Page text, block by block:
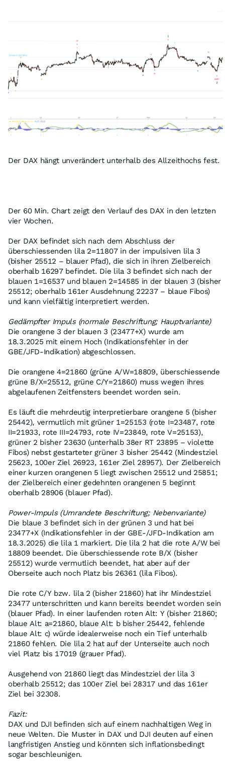
Der DAX hängt unverändert unterhalb des Allzeithochs fest.
Der 60 Min. Chart zeigt den Verlauf des DAX in den letzten
vier Wochen.
Der DAX befindet sich nach dem Abschluss der
überschiessenden lila 2=11807 in der impulsiven lila 3
(bisher 25512 – blauer Pfad), die sich in ihren Zielbereich
oberhalb 16297 befindet. Die lila 3 befindet sich nach der
blauen 1=16537 und blauen 2=14585 in der blauen 3 (bisher
25512; oberhalb 161er Ausdehnung 22237 – blaue Fibos)
und kann vielfältig interpretiert werden.
Gedämpfter Impuls (normale Beschriftung; Hauptvariante)
Die orangene 3 der blauen 3 (23477+X) wurde am
18.3.2025 mit einem Hoch (Indikationsfehler in der
GBE/JFD-Indikation) abgeschlossen.
Die orangene 4=21860 (grüne A/W=18809, überschiessende
grüne B/X=25512, grüne C/Y=21860) muss wegen ihres
abgelaufenen Zeitfensters beendet worden sein.
Es läuft die mehrdeutig interpretierbare orangene 5 (bisher
25442), vermutlich mit grüner 1=25153 (rote I=23487, rote
II=21933, rote III=24793, rote IV=23849, rote V=25153),
grüner 2 bisher 23630 (unterhalb 38er RT 23895 – violette
Fibos) nebst gestarteter grüner 3 bisher 25442 (Mindestziel
25623, 100er Ziel 26923, 161er Ziel 28957). Der Zielbereich
einer kurzen orangenen 5 liegt zwischen 25512 und 25851;
der Zielbereich einer gedehnten orangenen 5 beginnt
oberhalb 28906 (blauer Pfad).
Power-Impuls (Umrandete Beschriftung; Nebenvariante)
Die blaue 3 befindet sich in der grünen 3 und hat bei
23477+X (Indikationsfehler in der GBE-/JFD-Indikation am
18.3.2025) die lila 1 markiert. Die lila 2 hat die rote A/W bei
18809 beendet. Die überschiessende rote B/X (bisher
25512) wurde vermutlich beendet, hat aber auf der
Oberseite auch noch Platz bis 26361 (lila Fibos).
Die rote C/Y bzw. lila 2 (bisher 21860) hat ihr Mindestziel
23477 unterschritten und kann bereits beendet worden sein
(blauer Pfad). In einer laufenden roten Alt: Y (bisher 21860;
blaue Alt: a=21860, blaue Alt: b bisher 25442, fehlende
blaue Alt: c) würde idealerweise noch ein Tief unterhalb
21860 fehlen. Die lila 2 hat auf der Unterseite auch noch
viel Platz bis 17019 (grauer Pfad).
Ausgehend von 21860 liegt das Mindestziel der lila 3
oberhalb 25512; das 100er Ziel bei 28317 und das 161er
Ziel bei 32308.
Fazit:
DAX und DJI befinden sich auf einem nachhaltigen Weg in
neue Welten. Die Muster in DAX und DJI deuten auf einen
langfristigen Anstieg und könnten sich inflationsbedingt
sogar beschleunigen.